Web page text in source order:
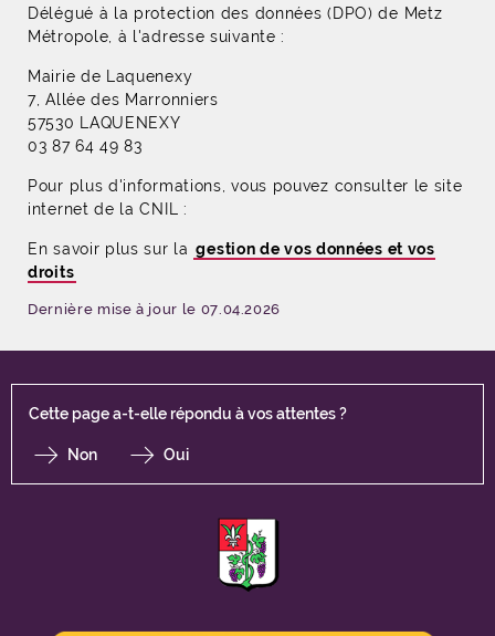
Délégué à la protection des données (DPO) de Metz
Métropole, à l'adresse suivante :
Mairie de Laquenexy
​​​​​​​7, Allée des Marronniers
57530 LAQUENEXY
03 87 64 49 83
Pour plus d'informations, vous pouvez consulter le site
internet de la CNIL :
En savoir plus sur la gestion de vos données et vos
droits
Dernière mise à jour le 07.04.2026
Cette page a-t-elle répondu à vos attentes ?
Non Oui